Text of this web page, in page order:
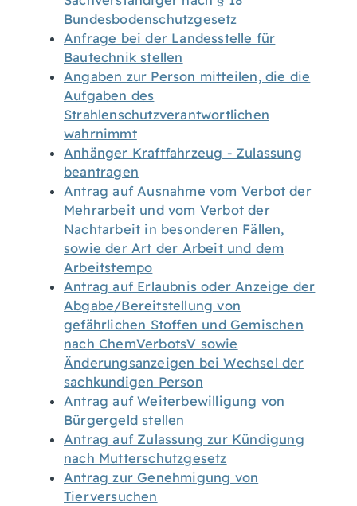
Bundesbodenschutzgesetz
Anfrage bei der Landesstelle für
Bautechnik stellen
Angaben zur Person mitteilen, die die
Aufgaben des
Strahlenschutzverantwortlichen
wahrnimmt
Anhänger Kraftfahrzeug - Zulassung
beantragen
Antrag auf Ausnahme vom Verbot der
Mehrarbeit und vom Verbot der
Nachtarbeit in besonderen Fällen,
sowie der Art der Arbeit und dem
Arbeitstempo
Antrag auf Erlaubnis oder Anzeige der
Abgabe/Bereitstellung von
gefährlichen Stoffen und Gemischen
nach ChemVerbotsV sowie
Änderungsanzeigen bei Wechsel der
sachkundigen Person
Antrag auf Weiterbewilligung von
Bürgergeld stellen
Antrag auf Zulassung zur Kündigung
nach Mutterschutzgesetz
Antrag zur Genehmigung von
Tierversuchen